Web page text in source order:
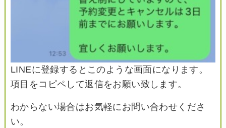
LINEに登録するとこのような画面になります。
項目をコピペして返信をお願い致します。
わからない場合はお気軽にお問い合わせくださ
い。